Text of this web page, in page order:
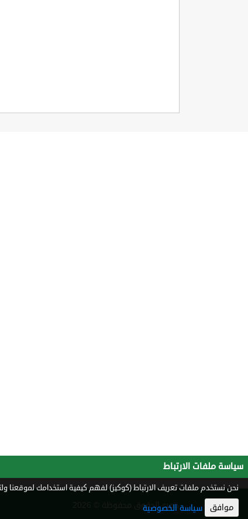
جميع الحقوق محفوظة © 2026
سياسة ملفات الارتباط
نحن نستخدم ملفات تعريف الارتباط (كوكيز) لفهم كيفية استخدامك لموقعنا
موافق سياسة الخصوصية